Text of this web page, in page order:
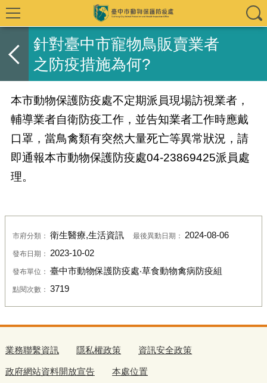
針對臺中市寵物鳥販賣業者
之防疫措施為何?
本市動物保護防疫處不定期派員現場訪視業者，
輔導業者自衛防疫工作，並告知業者工作時應戴
口罩，當鳥禽類有突然大量死亡等異常狀況，請
即通報本市動物保護防疫處04-23869425派員處
理。
市府分類： 衛生醫療,生活資訊 最後異動日期： 2024-08-06
發布日期： 2023-10-02
發布單位： 臺中市動物保護防疫處‧草食動物禽病防疫組
點閱次數： 3719
業務聯繫資訊 隱私權政策 資訊安全政策
政府網站資料開放宣告 本處位置